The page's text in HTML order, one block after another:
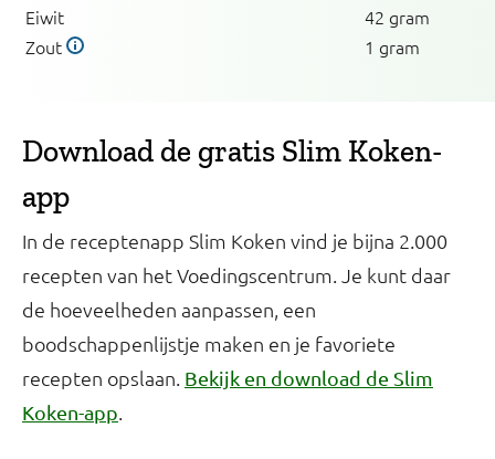
Eiwit
42 gram
Zout
1 gram
Download de gratis Slim Koken-
app
In de receptenapp Slim Koken vind je bijna 2.000
recepten van het Voedingscentrum. Je kunt daar
de hoeveelheden aanpassen, een
boodschappenlijstje maken en je favoriete
recepten opslaan. Bekijk en download de Slim
Koken-app.